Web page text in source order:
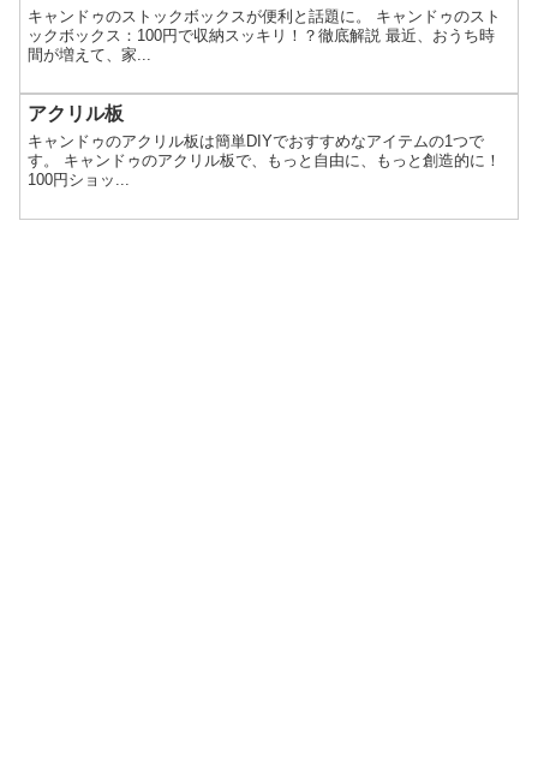
キャンドゥのストックボックスが便利と話題に。 キャンドゥのスト
ックボックス：100円で収納スッキリ！？徹底解説 最近、おうち時
間が増えて、家...
アクリル板
キャンドゥのアクリル板は簡単DIYでおすすめなアイテムの1つで
す。 キャンドゥのアクリル板で、もっと自由に、もっと創造的に！
100円ショッ...